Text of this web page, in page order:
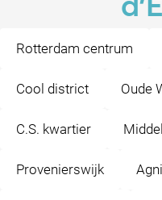
Rotterdam centrum
Cool district Oude
C.S. kwartier
Provenierswijk